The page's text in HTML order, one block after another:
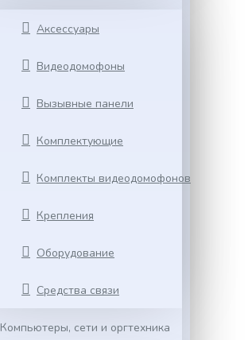
Аксессуары
Видеодомофоны
Вызывные панели
Комплектующие
Комплекты видеодомофонов
Крепления
Оборудование
Средства связи
Компьютеры, сети и оргтехника